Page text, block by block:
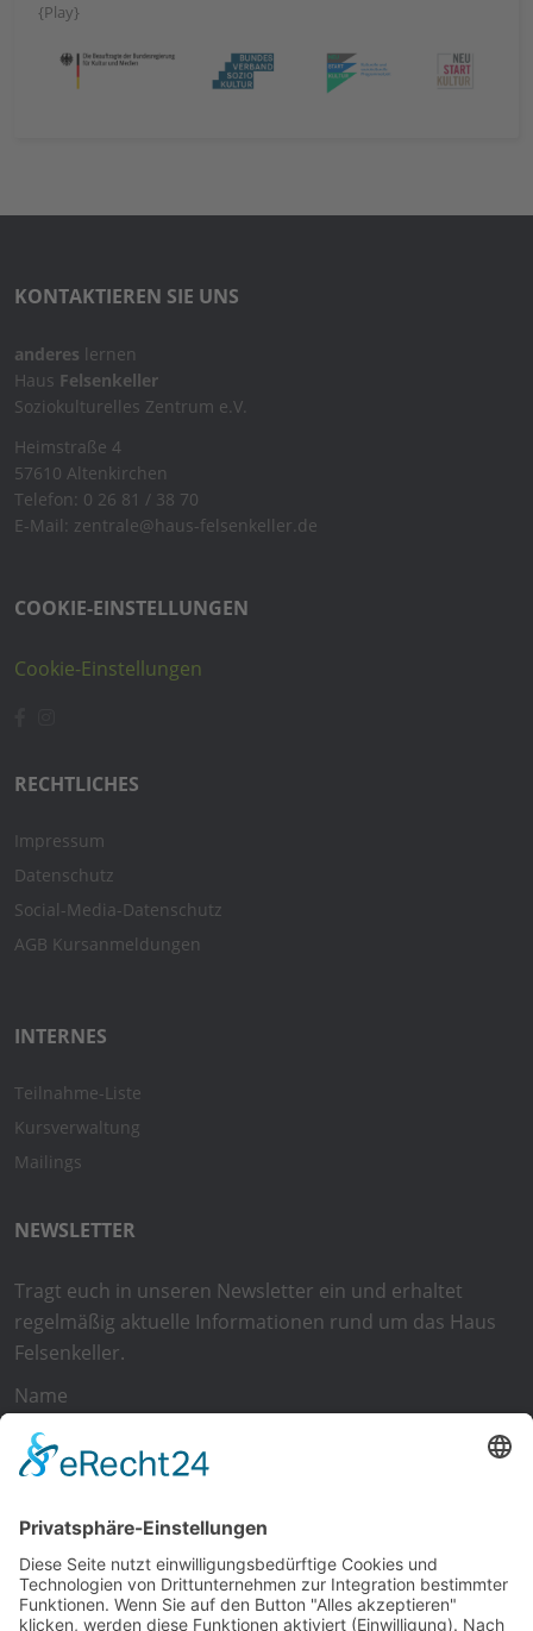
{Play}
KONTAKTIEREN SIE UNS
anderes lernen
Haus Felsenkeller
Soziokulturelles Zentrum e.V.
Heimstraße 4
57610 Altenkirchen
Telefon: 0 26 81 / 38 70
E-Mail: zentrale@haus-felsenkeller.de
COOKIE-EINSTELLUNGEN
Cookie-Einstellungen
RECHTLICHES
Impressum
Datenschutz
Social-Media-Datenschutz
AGB Kursanmeldungen
INTERNES
Teilnahme-Liste
Kursverwaltung
Mailings
NEWSLETTER
Tragt euch in unseren Newsletter ein und erhaltet
regelmäßig aktuelle Informationen rund um das Haus
Felsenkeller.
Name
E-Mail